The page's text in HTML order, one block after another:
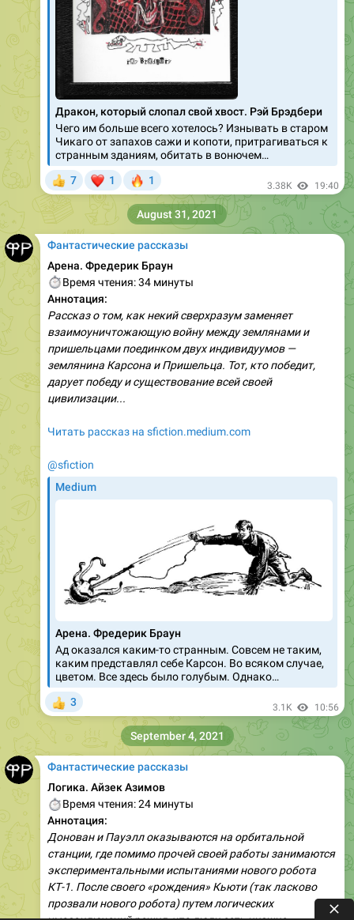
Дракон, который слопал свой хвост. Рэй Брэдбери
Чего им больше всего хотелось? Изнывать в старом
Чикаго от запахов сажи и копоти, притрагиваться к
странным зданиям, обитать в вонючем…
7 1
🔥
1 3.38K 19:40
Фантастические рассказы
Арена. Фредерик Браун
Время чтения: 34 минуты
Аннотация:
Рассказ о том, как некий сверхразум заменяет
взаимоуничтожающую войну между землянами и
пришельцами поединком двух индивидуумов —
землянина Карсона и Пришельца. Тот, кто победит,
дарует победу и существование всей своей
цивилизации...
Читать рассказ на sfiction.medium.com
@sfiction
Medium
Арена. Фредерик Браун
Ад оказался каким-то странным. Совсем не таким,
каким представлял себе Карсон. Во всяком случае,
цветом. Все здесь было голубым. Однако…
3 3.1K 10:56
August 31, 2021
Фантастические рассказы
Логика. Айзек Азимов
Время чтения: 24 минуты
Аннотация:
Донован и Пауэлл оказываются на орбитальной
станции, где помимо прочей своей работы занимаются
экспериментальными испытаниями нового робота
КТ-1. После своего «рождения» Кьюти (так ласково
прозвали нового робота) путем логических
September 4, 2021